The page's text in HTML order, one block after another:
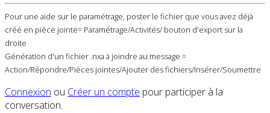
Pour une aide sur le paramétrage, poster le fichier que vous avez déjà
créé en pièce jointe= Paramétrage/Activités/ bouton d'export sur la
droite
Génération d'un fichier .nxa à joindre au message =
Action/Répondre/Pièces jointes/Ajouter des fichiers/Insérer/Soumettre
Connexion ou Créer un compte pour participer à la
conversation.